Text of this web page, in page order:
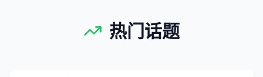
热门话题